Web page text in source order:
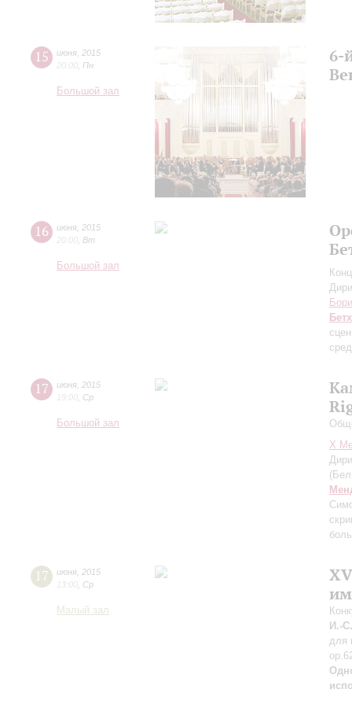
15 июня 2015
20:00 Пн
Большой зал
6-
16 июня 2015
20:00 Вт
Большой зал
17 июня 2015
19:00 Ср
Большой зал
X
17 июня 2015
13:00 Ср
Малый зал
И.-
для